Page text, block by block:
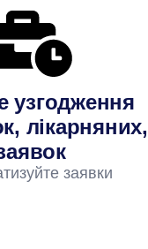
узгодження
лікарняних,
заявки